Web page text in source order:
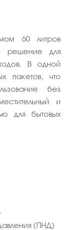
60 литров
решение для
В одной
пакетов, что
без
и
для бытовых
(ПНД)